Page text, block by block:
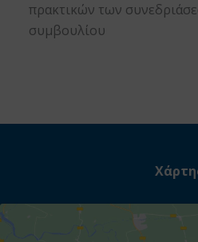
πρακτικών των
συμβουλίου